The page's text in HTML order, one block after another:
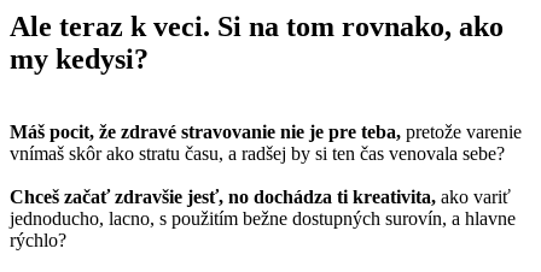
Ale teraz k veci. Si na tom rovnako, ako
my kedysi?
Máš pocit, že zdravé stravovanie nie je pre teba, pretože varenie
vnímaš skôr ako stratu času, a radšej by si ten čas venovala sebe?
Chceš začať zdravšie jesť, no dochádza ti kreativita, ako variť
jednoducho, lacno, s použitím bežne dostupných surovín, a hlavne
rýchlo?